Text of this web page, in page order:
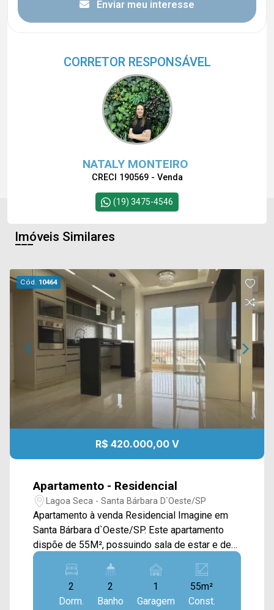
Enviar meu interesse
CORRETOR RESPONSÁVEL
NATALY MONTEIRO
CRECI 190569 - Venda
(19) 3475-4546
Imóveis Similares
Cód. 10464
R$ 420.000,00 V
Apartamento - Residencial
Lagoa Seca - Santa Bárbara D`Oeste/SP
Apartamento à venda Residencial Imagine em
Santa Bárbara d`Oeste/SP. Este apartamento
dispõe de 55M², possuindo sala de estar e de
jantar integradas com a cozinha toda planejada,
estando conectada com a área de serviço, e
sacada com vista livre. > 02 quartos, sendo 01
suíte; > 02 banheiros, sendo 01 social; > 01 vaga
2
Dorm.
2
Banho
1
Garagem
55m²
Const.